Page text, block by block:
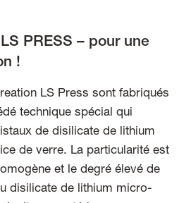
PRESS – pour une
!
LS Press sont fabriqués
technique spécial qui
de disilicate de lithium
de verre. La particularité est
et le degré élevé de
disilicate de lithium micro-